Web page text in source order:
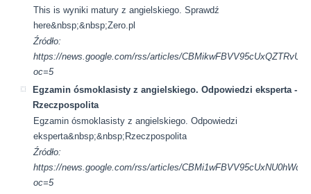
This is wyniki matury z angielskiego. Sprawdź
here&nbsp;&nbsp;Zero.pl
Źródło:
https://news.google.com/rss/articles/
oc=5
Egzamin ósmoklasisty z angielskiego. Odpowiedzi eksperta -
Rzeczpospolita
Egzamin ósmoklasisty z angielskiego. Odpowiedzi
eksperta&nbsp;&nbsp;Rzeczpospolita
Źródło:
https://news.google.com/rss/articles/
oc=5